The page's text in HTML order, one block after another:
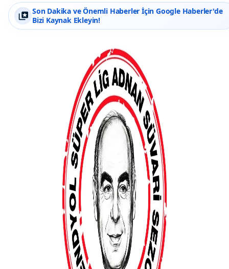
Son Dakika ve Önemli Haberler İçin Google Haberler'de
Bizi Kaynak Ekleyin!